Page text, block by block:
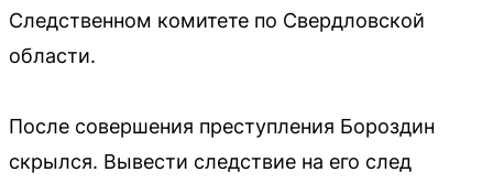
Следственном комитете по Свердловской
области.
После совершения преступления Бороздин
скрылся. Вывести следствие на его след